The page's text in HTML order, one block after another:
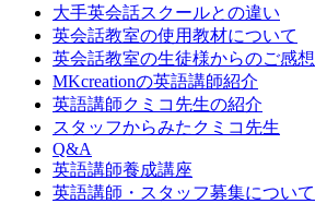
大手英会話スクールとの違い
英会話教室の使用教材について
英会話教室の生徒様からのご感想
MKcreationの英語講師紹介
英語講師クミコ先生の紹介
スタッフからみたクミコ先生
Q&A
英語講師養成講座
英語講師・スタッフ募集について